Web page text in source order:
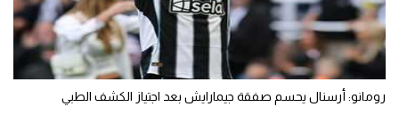
رومانو: أرسنال يحسم صفقة جيمارايش بعد اجتياز الكشف الطبي